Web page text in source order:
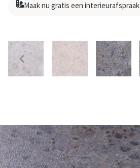
Maak nu gratis een interieurafspraak